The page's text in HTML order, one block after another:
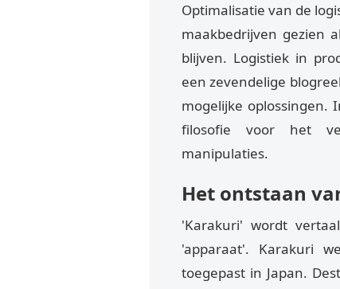
Optimalisatie van de
maakbedrijven gezien
blijven. Logistiek in
een zevendelige
mogelijke oplossingen.
filosofie voor het
manipulaties.
Het ontstaan
'Karakuri' wordt
'apparaat'. Karakuri
toegepast in Japan.